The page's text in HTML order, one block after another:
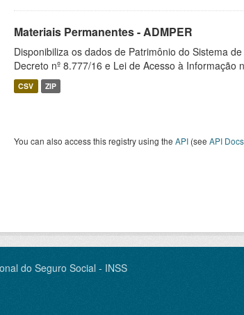
Materiais Permanentes - ADMPER
Disponibiliza os dados de Patrimônio do Sistema
Decreto nº 8.777/16 e Lei de Acesso à Informação
CSV ZIP
You can also access this registry using the API (see API Docs
do Seguro Social - INSS